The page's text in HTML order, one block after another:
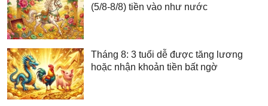
(5/8-8/8) tiền vào như nước
Tháng 8: 3 tuổi dễ được tăng lương
hoặc nhận khoản tiền bất ngờ